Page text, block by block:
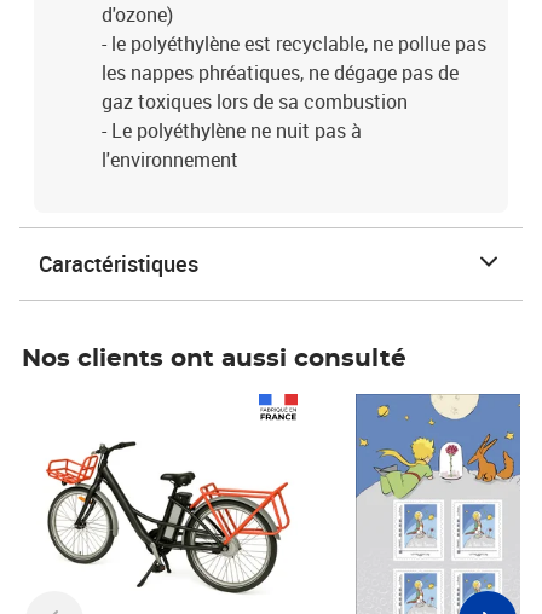
d'ozone)
- le polyéthylène est recyclable, ne pollue pas
les nappes phréatiques, ne dégage pas de
gaz toxiques lors de sa combustion
- Le polyéthylène ne nuit pas à
l'environnement
Caractéristiques
Nos clients ont aussi consulté
Prix 7,50€